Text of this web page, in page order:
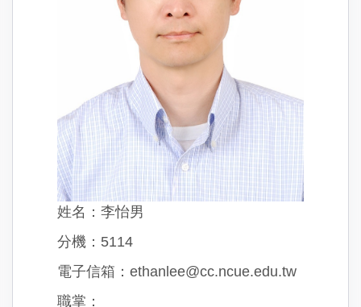
姓名：李怡男
分機：5114
電子信箱：ethanlee@cc.ncue.edu.tw
職掌：